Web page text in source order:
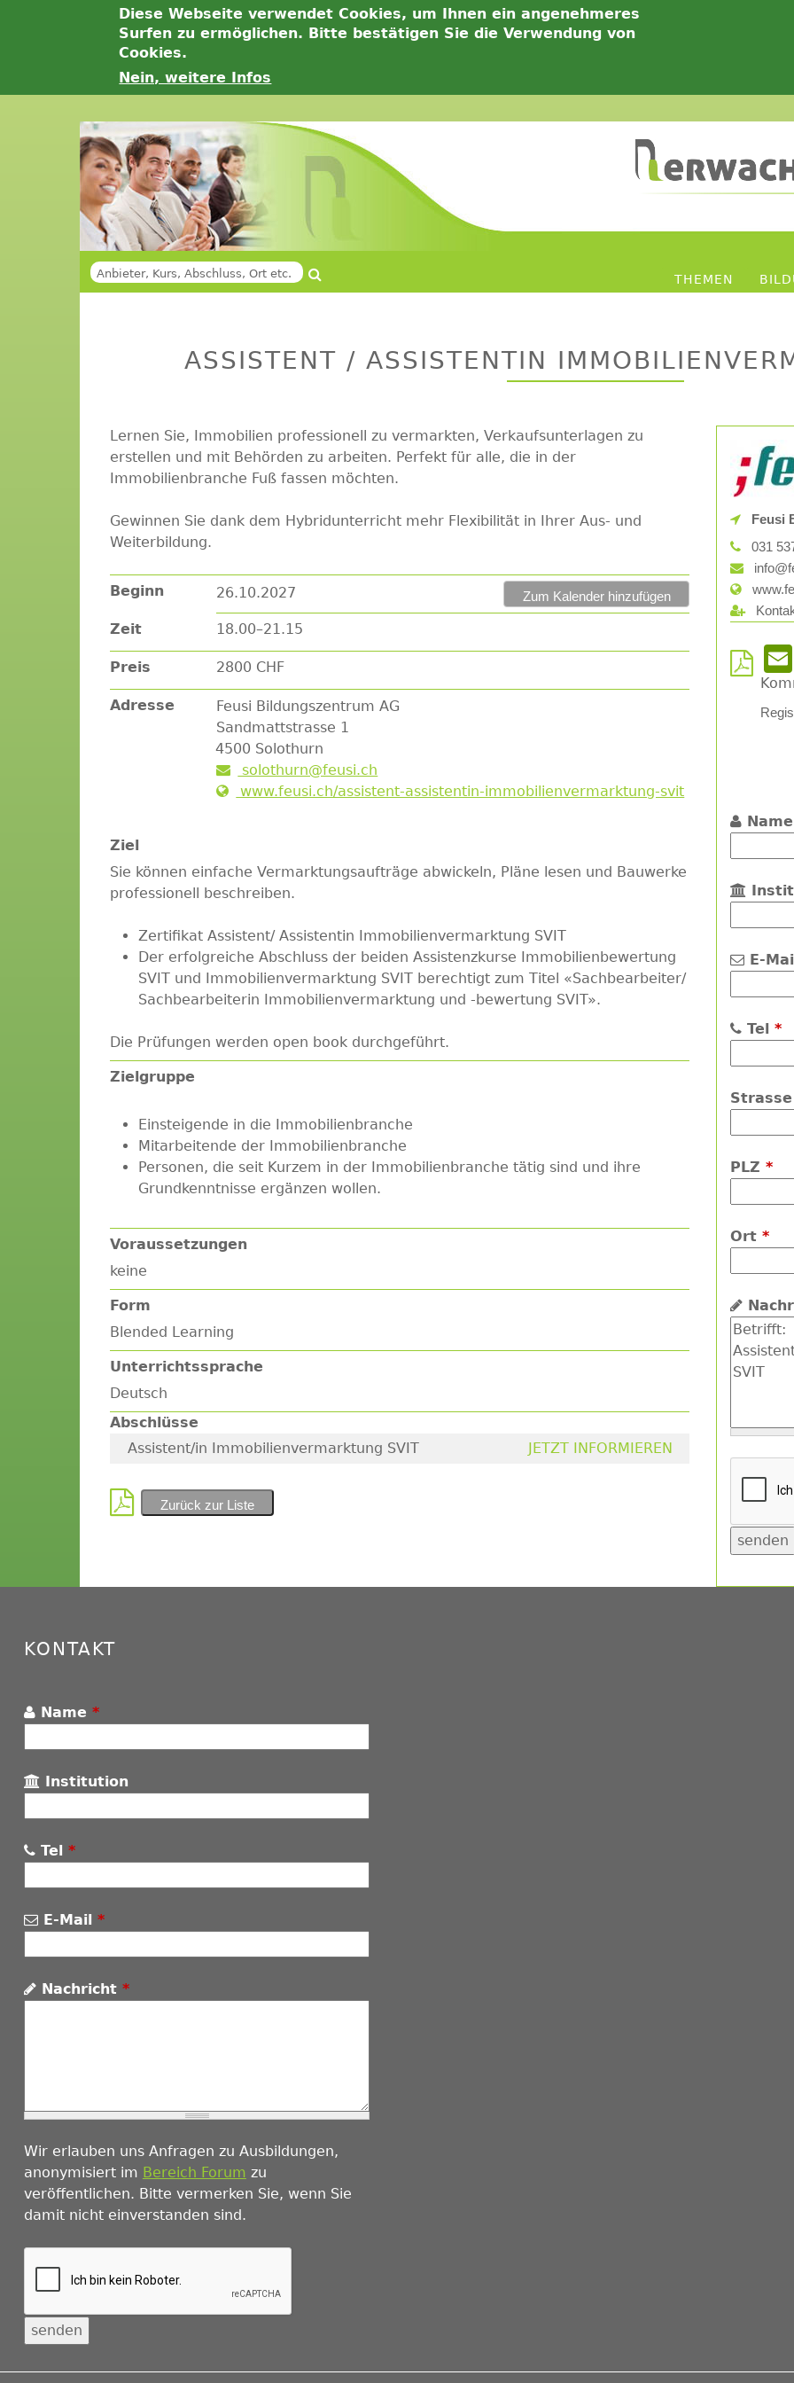
Diese Webseite verwendet Cookies, um Ihnen ein angenehmeres
Surfen zu ermöglichen. Bitte bestätigen Sie die Verwendung von
Cookies.
Nein, weitere Infos
Suche
THEMEN
ASSISTENT / ASSISTENTIN
Lernen Sie, Immobilien professionell zu vermarkten, Verkaufsunterlagen zu
erstellen und mit Behörden zu arbeiten. Perfekt für alle, die in der
Immobilienbranche Fuß fassen möchten.
Gewinnen Sie dank dem Hybridunterricht mehr Flexibilität in Ihrer Aus- und
Weiterbildung.
Beginn 26.10.2027 Zum Kalender hinzufügen
Zeit 18.00–21.15
Preis 2800 CHF
Adresse
Feusi Bildungszentrum AG
Sandmattstrasse 1
4500 Solothurn
solothurn@feusi.ch
www.feusi.ch/assistent-assistentin-immobilienvermarktung-svit
Ziel
Sie können einfache Vermarktungsaufträge abwickeln, Pläne lesen und Bauwerke
professionell beschreiben.
Zertifikat Assistent/ Assistentin Immobilienvermarktung SVIT
Der erfolgreiche Abschluss der beiden Assistenzkurse Immobilienbewertung
SVIT und Immobilienvermarktung SVIT berechtigt zum Titel «Sachbearbeiter/
Sachbearbeiterin Immobilienvermarktung und -bewertung SVIT».
Die Prüfungen werden open book durchgeführt.
Zielgruppe
Einsteigende in die Immobilienbranche
Mitarbeitende der Immobilienbranche
Personen, die seit Kurzem in der Immobilienbranche tätig sind und ihre
Grundkenntnisse ergänzen wollen.
Voraussetzungen
keine
Form
Blended Learning
Unterrichtssprache
Deutsch
Abschlüsse
Assistent/in Immobilienvermarktung SVIT
JETZT INFORMIEREN
Zurück zur Liste
Feusi
031
E-
Tel*
PLZ*
Ort*
KONTAKT
Name *
Institution
Tel *
E-Mail *
Nachricht *
Wir erlauben uns Anfragen zu Ausbildungen,
anonymisiert im Bereich Forum zu
veröffentlichen. Bitte vermerken Sie, wenn Sie
damit nicht einverstanden sind.